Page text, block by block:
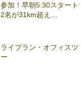
参加！早朝5:30スタートで
2名が31km超え
ライブラン・オフィスツア
ー